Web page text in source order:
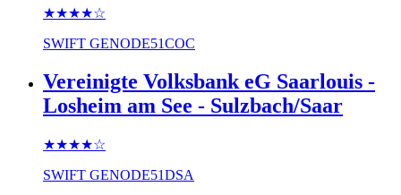
★★★★☆
SWIFT GENODE51COC
Vereinigte Volksbank eG Saarlouis -
Losheim am See - Sulzbach/Saar
★★★★☆
SWIFT GENODE51DSA